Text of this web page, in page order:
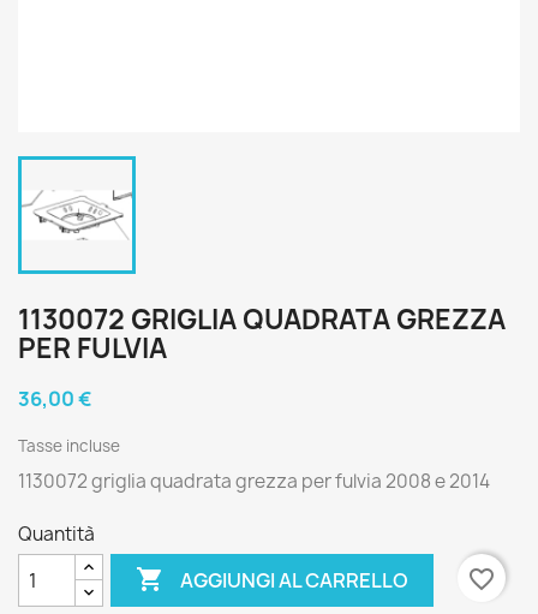
1130072 GRIGLIA QUADRATA GREZZA
PER FULVIA
36,00 €
Tasse incluse
1130072 griglia quadrata grezza per fulvia 2008 e 2014
Quantità
 AGGIUNGI AL CARRELLO favorite_border